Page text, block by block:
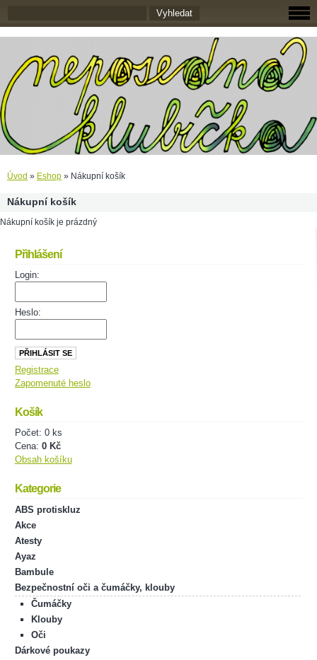
Úvod » Eshop » Nákupní košík
Nákupní košík
Nákupní košík je prázdný
Přihlášení
Login:
Heslo:
Registrace
Zapomenuté heslo
Košík
Počet: 0 ks
Cena: 0 Kč
Obsah košíku
Kategorie
ABS protiskluz
Akce
Atesty
Ayaz
Bambule
Bezpečnostní oči a čumáčky, klouby
Čumáčky
Klouby
Oči
Dárkové poukazy